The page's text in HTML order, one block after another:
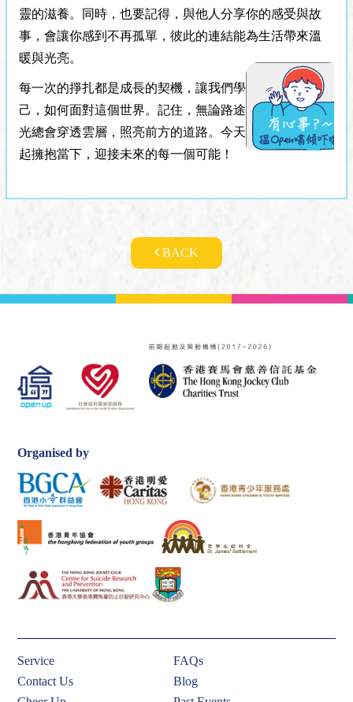
靈的滋養。同時，也要記得，與他人分享你的感受與故
事，會讓你感到不再孤單，彼此的連結能為生活帶來溫
暖與光亮。
每一次的掙扎都是成長的契機，讓我們學會如何愛自
己，如何面對這個世界。記住，無論路途多麼艱難，陽
光總會穿透雲層，照亮前方的道路。今天，就讓我們一
起擁抱當下，迎接未來的每一個可能！
BACK
Organised by
Service
FAQs
Contact Us
Blog